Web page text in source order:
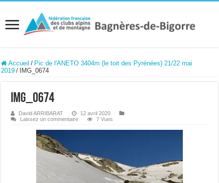
Accueil / Pic de l'ANETO 3404m (le toit des Pyrénées) 21/22 mai
2019 / IMG_0674
IMG_0674
David ARRIBARAT
12 avril 2020
Laissez un commentaire
7 Vues